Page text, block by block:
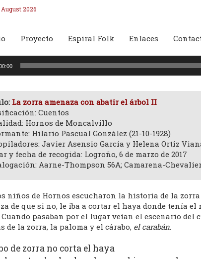
2026
Proyecto Espiral Folk Enlaces
La zorra amenaza con abatir el árbol II
Cuentos
Hornos de Moncalvillo
Hilario Pascual González (21-10-1928)
Javier Asensio García y Helena Ortiz
y fecha de recogida: Logroño, 6 de marzo de 2017
Aarne-Thompson 56A; Camarena-
niños de Hornos escucharon la historia de la
de que si no, le iba a cortar el haya donde tenía
pasaban por el lugar veían el escenario
de la zorra, la paloma y el cárabo, el carabán.
de zorra no corta el haya